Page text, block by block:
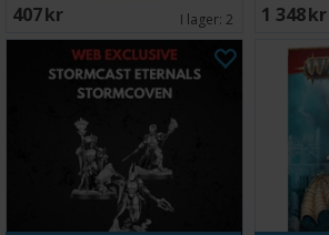
407 SEK I lager: 2 1 348 SEK